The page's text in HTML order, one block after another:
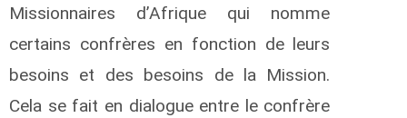
Missionnaires d’Afrique qui nomme
certains confrères en fonction de leurs
besoins et des besoins de la Mission.
Cela se fait en dialogue entre le confrère